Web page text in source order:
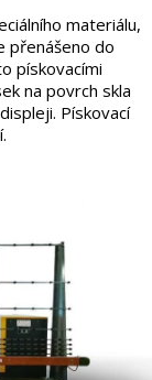
materiálu,
přenášeno do
pískovacími
na povrch skla
Pískovací